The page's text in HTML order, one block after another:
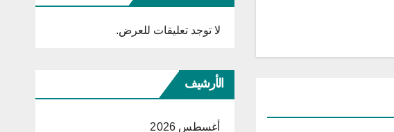
لا توجد تعليقات للعرض.
الأرشيف
أغسطس 2026